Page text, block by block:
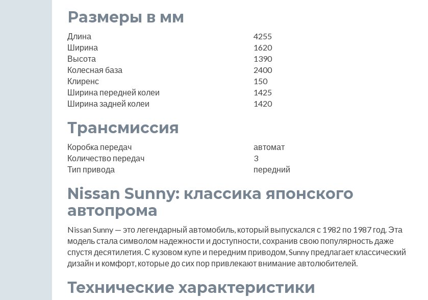
Размеры в мм
Длина
4255
Ширина
1620
Высота
1390
Колесная база
2400
Клиренс
150
Ширина передней колеи
1425
Ширина задней колеи
1420
Трансмиссия
Коробка передач
автомат
Количество передач
3
Тип привода
передний
Nissan Sunny: классика японского
автопрома
Nissan Sunny — это легендарный автомобиль, который выпускался с 1982 по 1987 год. Эта
модель стала символом надежности и доступности, сохранив свою популярность даже
спустя десятилетия. С кузовом купе и передним приводом, Sunny предлагает классический
дизайн и комфорт, которые до сих пор привлекают внимание автолюбителей.
Технические характеристики